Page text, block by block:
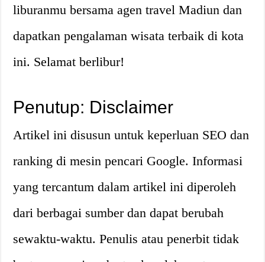
liburanmu bersama agen travel Madiun dan
dapatkan pengalaman wisata terbaik di kota
ini. Selamat berlibur!
Penutup: Disclaimer
Artikel ini disusun untuk keperluan SEO dan
ranking di mesin pencari Google. Informasi
yang tercantum dalam artikel ini diperoleh
dari berbagai sumber dan dapat berubah
sewaktu-waktu. Penulis atau penerbit tidak